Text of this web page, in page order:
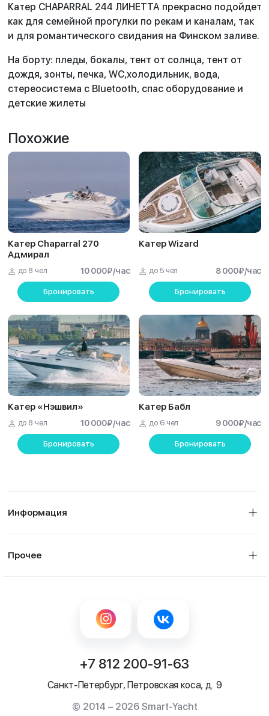
Катер CHAPARRAL 244 ЛИНЕТТА прекрасно подойдет
как для семейной прогулки по рекам и каналам, так
и для романтического свидания на Финском заливе.
На борту: пледы, бокалы, тент от солнца, тент от
дождя, зонты, печка, WC,холодильник, вода,
стереосистема с Bluetooth, спас оборудование и
детские жилеты
Похожие
Катер Chaparral 270
Адмирал
до 8 чел 10 000₽/час
Бронировать
Катер Wizard
до 5 чел 8 000₽/час
Бронировать
Катер «Нэшвил»
до 8 чел 10 000₽/час
Бронировать
Катер Бабл
до 6 чел 9 000₽/час
Бронировать
Информация
Прочее
+7 812 200-91-63
Санкт-Петербург, Петровская коса, д. 9
© 2014 – 2026 Smart-Yacht